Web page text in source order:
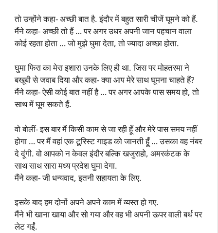
तो उन्होंने कहा- अच्छी बात है. इंदौर में बहुत सारी चीजें घूमने को हैं.
मैंने कहा- अच्छी तो हैं … पर अगर उधर अपनी जान पहचान वाला
कोई रहता होता … जो मुझे घुमा देता, तो ज्यादा अच्छा होता.
घुमा फिरा का मेरा इशारा उनके लिए ही था. जिस पर मोहतरमा ने
बखूबी से जवाब दिया और कहा- क्या आप मेरे साथ घूमना चाहते हैं?
मैंने कहा- ऐसी कोई बात नहीं है … पर अगर आपके पास समय हो, तो
साथ में घूम सकते हैं.
वो बोलीं- इस बार मैं किसी काम से जा रही हूँ और मेरे पास समय नहीं
होगा … पर मैं वहां एक टूरिस्ट गाइड को जानती हूँ … उसका वह नंबर
दे दूंगी. वो आपको न केवल इंदौर बल्कि खजुराहो, अमरकंटक के
साथ साथ सारा मध्य प्रदेश घुमा देगा.
मैंने कहा- जी धन्यवाद, इतनी सहायता के लिए.
इसके बाद हम दोनों अपने अपने काम में व्यस्त हो गए.
मैंने भी खाना खाया और सो गया और वह भी अपनी ऊपर वाली बर्थ पर
लेट गईं.